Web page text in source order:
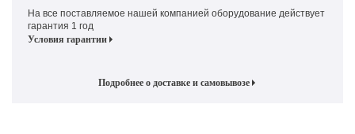
На все поставляемое нашей компанией оборудование действует
гарантия 1 год
Условия гарантии
Подробнее о доставке и самовывозе